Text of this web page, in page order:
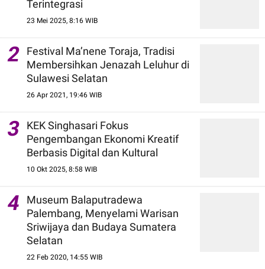
Terintegrasi
23 Mei 2025, 8:16 WIB
2
Festival Ma’nene Toraja, Tradisi
Membersihkan Jenazah Leluhur di
Sulawesi Selatan
26 Apr 2021, 19:46 WIB
3
KEK Singhasari Fokus
Pengembangan Ekonomi Kreatif
Berbasis Digital dan Kultural
10 Okt 2025, 8:58 WIB
4
Museum Balaputradewa
Palembang, Menyelami Warisan
Sriwijaya dan Budaya Sumatera
Selatan
22 Feb 2020, 14:55 WIB